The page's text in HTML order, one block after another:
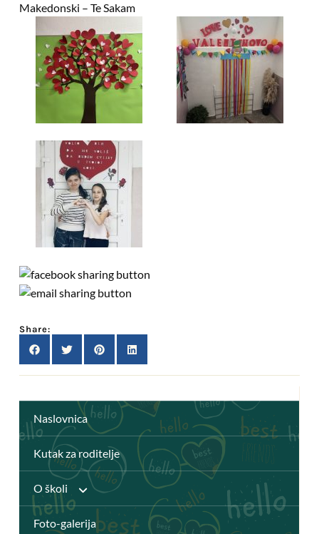
Naslovnica
Kutak za roditelje
O školi
Anž Frankopan
Foto-galerija
Makedonski – Te Sakam
Share: